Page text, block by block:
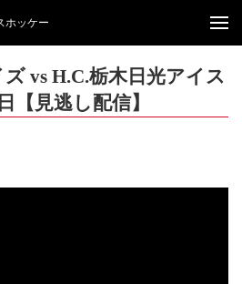
ホッケー
vs H.C.栃木日光アイス
【見逃し配信】